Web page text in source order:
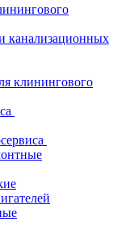
канализационных
клинингового